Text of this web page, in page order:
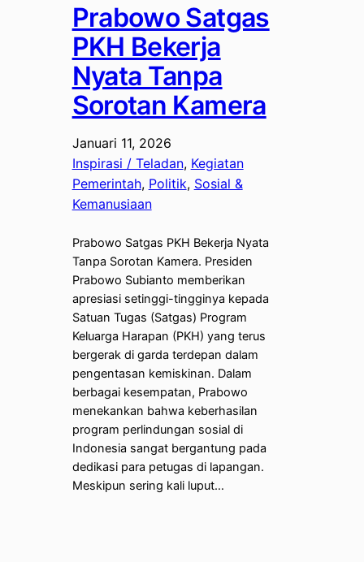
Prabowo Satgas
PKH Bekerja
Nyata Tanpa
Sorotan Kamera
Januari 11, 2026
Inspirasi / Teladan, Kegiatan
Pemerintah, Politik, Sosial &
Kemanusiaan
Prabowo Satgas PKH Bekerja Nyata
Tanpa Sorotan Kamera. Presiden
Prabowo Subianto memberikan
apresiasi setinggi-tingginya kepada
Satuan Tugas (Satgas) Program
Keluarga Harapan (PKH) yang terus
bergerak di garda terdepan dalam
pengentasan kemiskinan. Dalam
berbagai kesempatan, Prabowo
menekankan bahwa keberhasilan
program perlindungan sosial di
Indonesia sangat bergantung pada
dedikasi para petugas di lapangan.
Meskipun sering kali luput…